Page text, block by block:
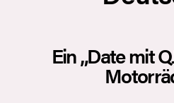
Ein „Date mit